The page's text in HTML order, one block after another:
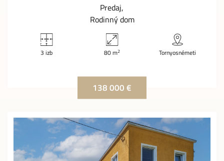
Predaj
Rodinný dom
3 izb 80 m2 Tornyosnémeti
138 000 €